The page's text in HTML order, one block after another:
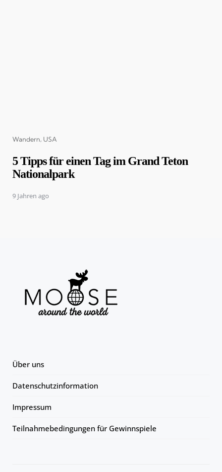
Categories
Wandern USA
5 Tipps für einen Tag im Grand Teton
Nationalpark
9 Jahren ago
Über uns
Datenschutzinformation
Impressum
Teilnahmebedingungen für Gewinnspiele